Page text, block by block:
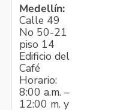
Medellín:
Calle 49
No 50-21
piso 14
Edificio del
Café
Horario:
8:00 a.m. –
12:00 m. y